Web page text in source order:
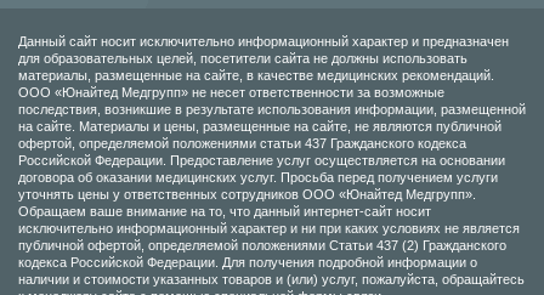
Данный сайт носит исключительно информационный характер и предназначен
для образовательных целей, посетители сайта не должны использовать
материалы, размещенные на сайте, в качестве медицинских рекомендаций.
ООО «Юнайтед Медгрупп» не несет ответственности за возможные
последствия, возникшие в результате использования информации, размещенной
на сайте. Материалы и цены, размещенные на сайте, не являются публичной
офертой, определяемой положениями статьи 437 Гражданского кодекса
Российской Федерации. Предоставление услуг осуществляется на основании
договора об оказании медицинских услуг. Просьба перед получением услуги
уточнять цены у ответственных сотрудников ООО «Юнайтед Медгрупп».
Обращаем ваше внимание на то, что данный интернет-сайт носит
исключительно информационный характер и ни при каких условиях не является
публичной офертой, определяемой положениями Статьи 437 (2) Гражданского
кодекса Российской Федерации. Для получения подробной информации о
наличии и стоимости указанных товаров и (или) услуг, пожалуйста, обращайтесь